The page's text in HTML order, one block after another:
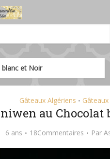
blanc et Noir
Gâteaux Algériens •
au Chocolat
6 ans 18Commentaires Par